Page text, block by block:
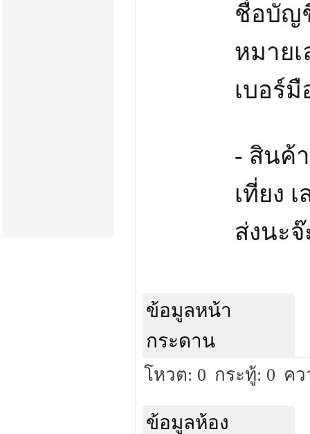
ชื่อบัญ
หมาย
เบอร์มื
- สินค้
เที่ยง
ส่งนะจ๊
ข้อมูลหน้า
กระดาน
โหวต: 0 กระทู้: 0 ค
ข้อมูลห้อง